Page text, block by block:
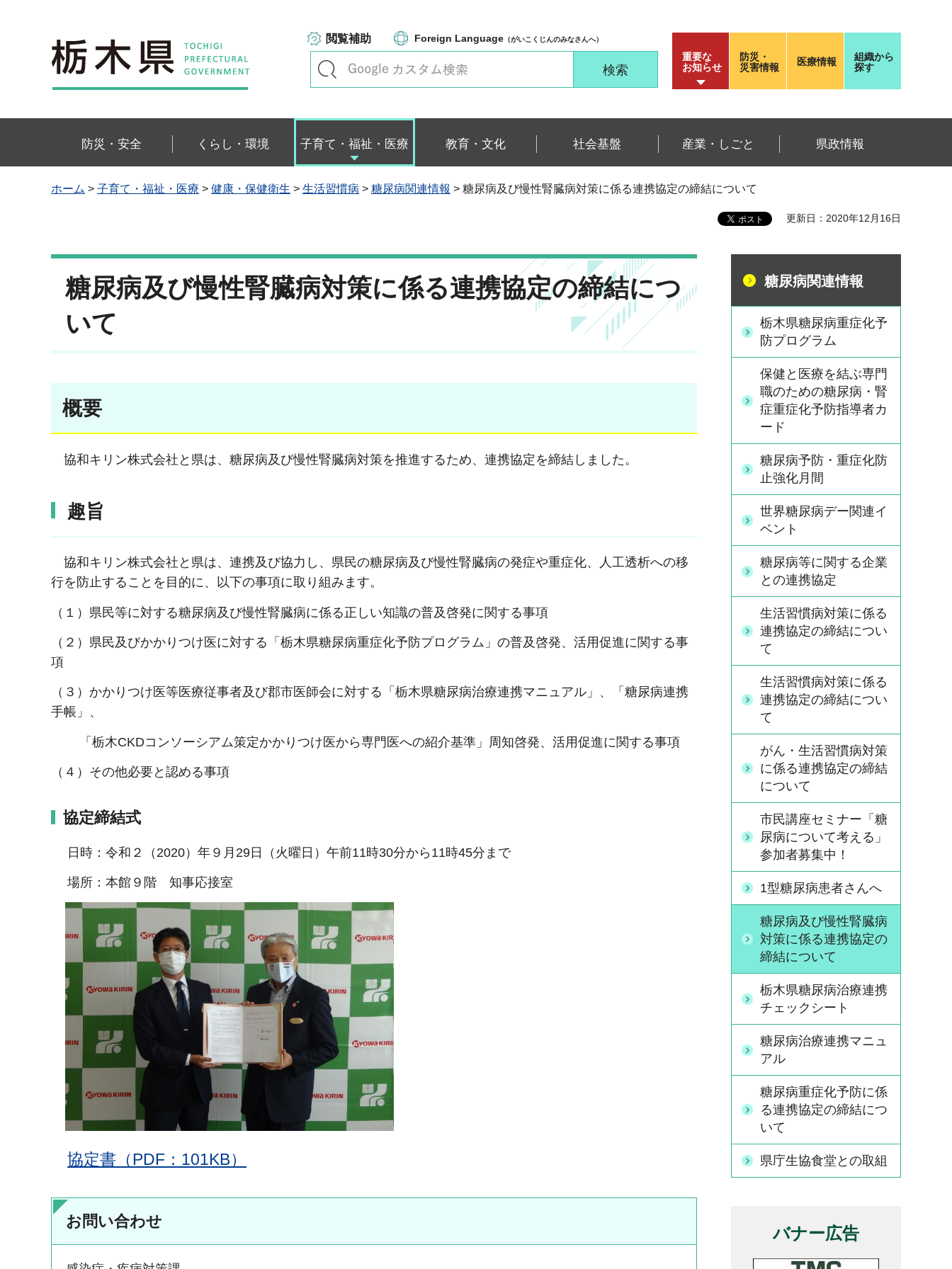
栃木県
閲覧補助 Foreign Language （がいこくじんのみなさんへ）
重要な
お知らせ
防災・
災害情報
医療情報
組織から
探す
防災・安全 くらし・環境 子育て・福祉・医療 教育・文化 社会基盤 産業・しごと 県政情報
ホーム > 子育て・福祉・医療 > 健康・保健衛生 > 生活習慣病 > 糖尿病関連情報 > 糖尿病及び慢性腎臓病対策に係る連携協定の締結について
更新日：2020年12月16日
糖尿病及び慢性腎臓病対策に係る連携協定の締結につ
いて
概要
協和キリン株式会社と県は、糖尿病及び慢性腎臓病対策を推進するため、連携協定を締結しました。
趣旨
協和キリン株式会社と県は、連携及び協力し、県民の糖尿病及び慢性腎臓病の発症や重症化、人工透析への移
行を防止することを目的に、以下の事項に取り組みます。
（１）県民等に対する糖尿病及び慢性腎臓病に係る正しい知識の普及啓発に関する事項
（２）県民及びかかりつけ医に対する「栃木県糖尿病重症化予防プログラム」の普及啓発、活用促進に関する事
項
（３）かかりつけ医等医療従事者及び郡市医師会に対する「栃木県糖尿病治療連携マニュアル」、「糖尿病連携
手帳」、
「栃木CKDコンソーシアム策定かかりつけ医から専門医への紹介基準」周知啓発、活用促進に関する事項
（４）その他必要と認める事項
協定締結式
日時：令和２（2020）年９月29日（火曜日）午前11時30分から11時45分まで
場所：本館９階 知事応接室
協定書（PDF：101KB）
お問い合わせ
糖尿病関連情報
栃木県糖尿病重症化予
防プログラム
保健と医療を結ぶ専門
職のための糖尿病・腎
症重症化予防指導者カ
ード
糖尿病予防・重症化防
止強化月間
世界糖尿病デー関連イ
ベント
糖尿病等に関する企業
との連携協定
生活習慣病対策に係る
連携協定の締結につい
て
生活習慣病対策に係る
連携協定の締結につい
て
がん・生活習慣病対策
に係る連携協定の締結
について
市民講座セミナー「糖
尿病について考える」
参加者募集中！
1型糖尿病患者さんへ
糖尿病及び慢性腎臓病
対策に係る連携協定の
締結について
栃木県糖尿病治療連携
チェックシート
糖尿病治療連携マニュ
アル
糖尿病重症化予防に係
る連携協定の締結につ
いて
県庁生協食堂との取組
バナー広告